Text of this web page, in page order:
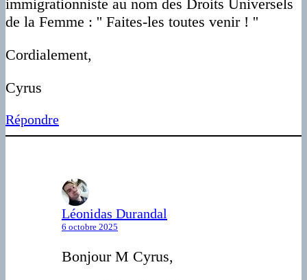
immigrationniste au nom des Droits Universels
de la Femme : '' Faites-les toutes venir ! ''
Cordialement,
Cyrus
Répondre
Léonidas Durandal
6 octobre 2025
Bonjour M Cyrus,